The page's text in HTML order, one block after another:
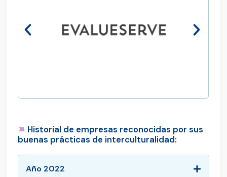
Historial de empresas reconocidas por sus
buenas prácticas de interculturalidad:
Año 2022